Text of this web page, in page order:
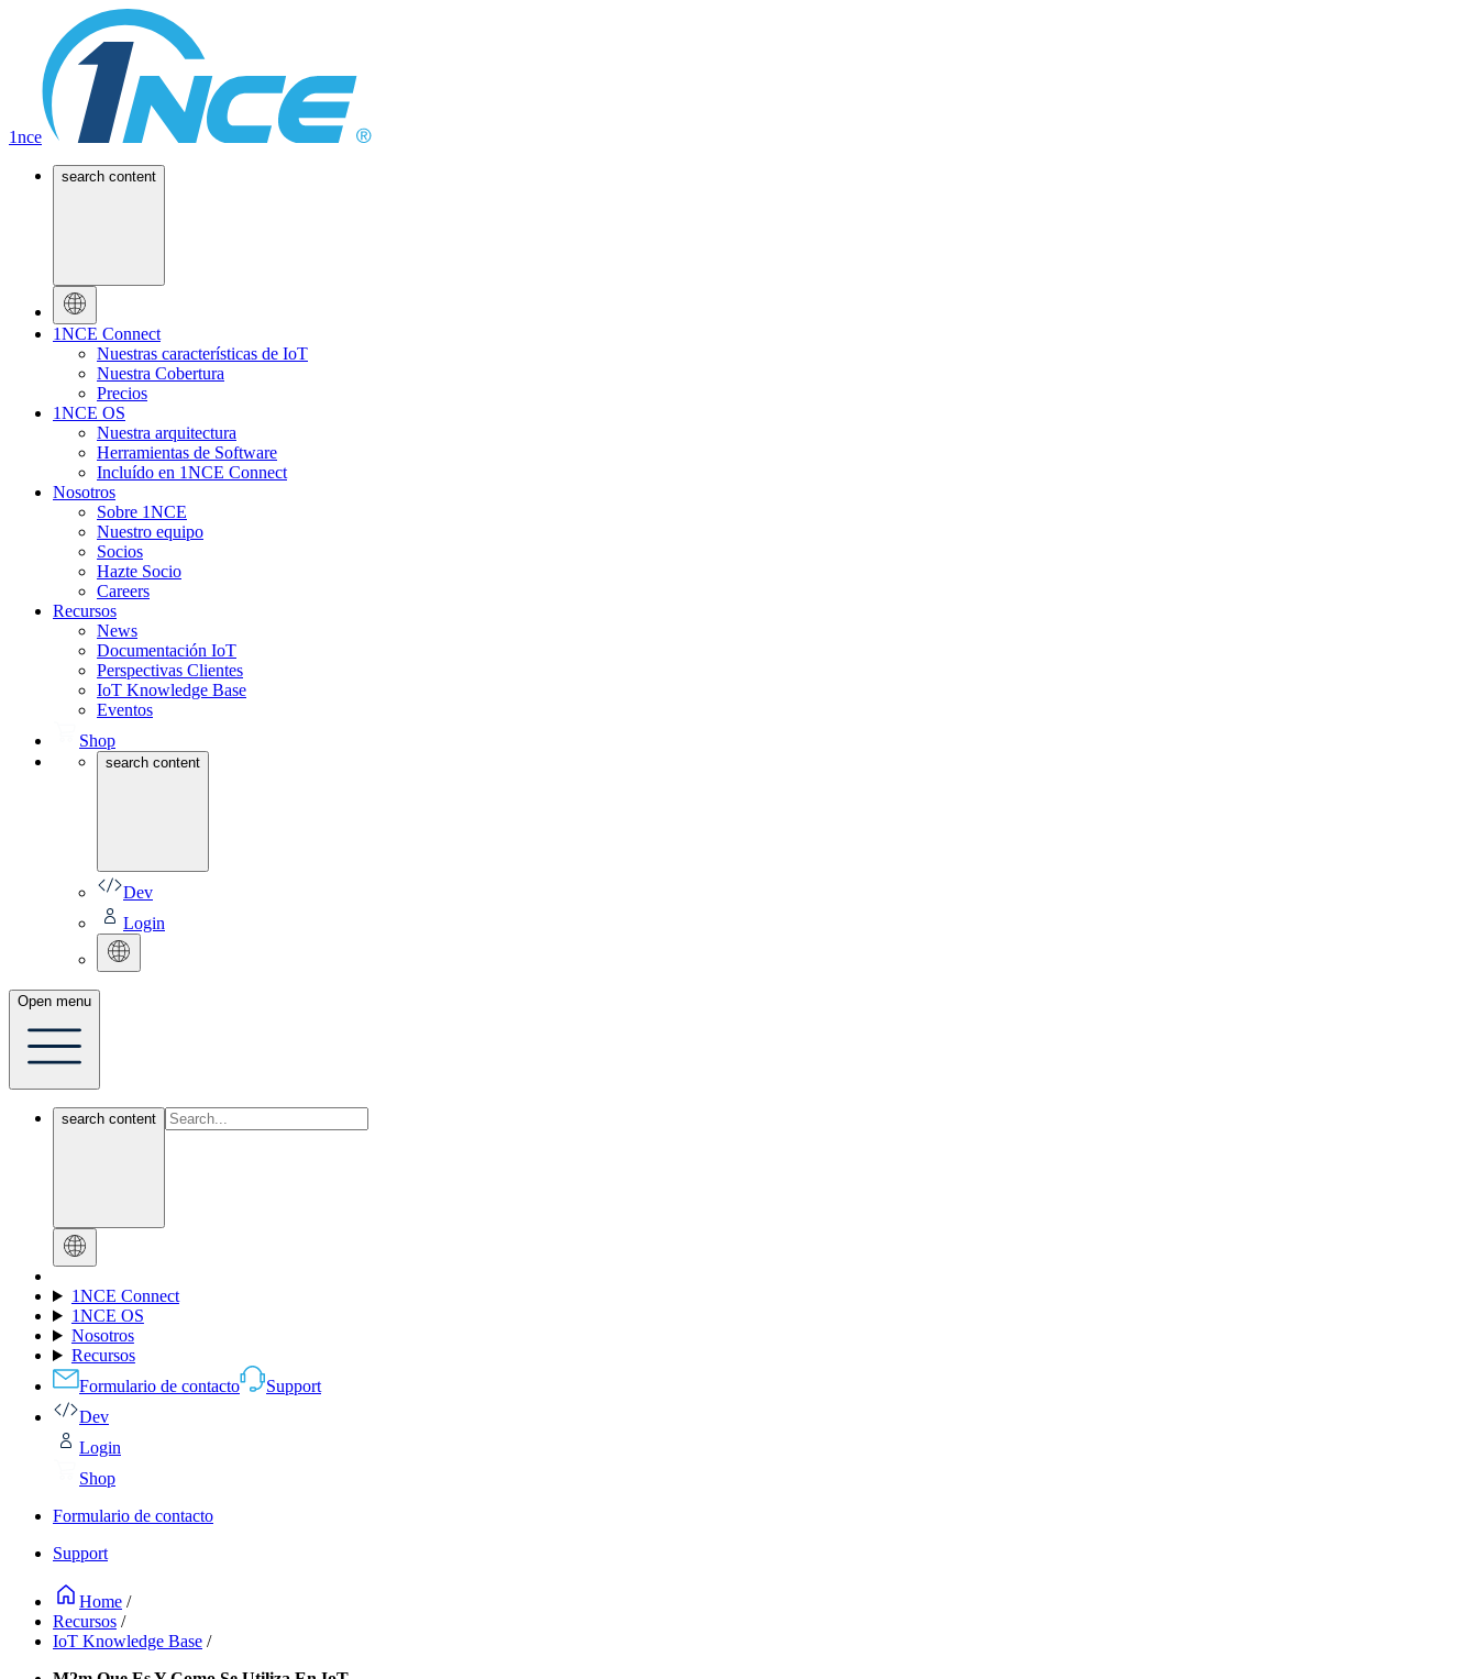
1nce
search content
1NCE Connect
Nuestras características de IoT
Nuestra Cobertura
Precios
1NCE OS
Nuestra arquitectura
Herramientas de Software
Incluído en 1NCE Connect
Nosotros
Sobre 1NCE
Nuestro equipo
Socios
Hazte Socio
Careers
Recursos
News
Documentación IoT
Perspectivas Clientes
IoT Knowledge Base
Eventos
Shop
search content
Dev
Login
Open menu
search content
1NCE Connect
1NCE OS
Nosotros
Recursos
Formulario de contacto
Support
Dev
Login
Shop
Formulario de contacto
Support
Home /
Recursos /
IoT Knowledge Base /